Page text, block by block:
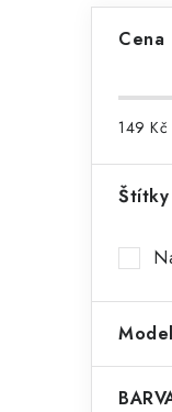
t
n
í
Cena
149 Kč
Štítky